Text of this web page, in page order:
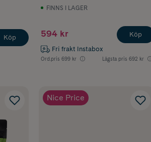
Köp
FINNS I LAGER
594 kr
Fri frakt Instabox
Ord.pris 699 kr Lägsta pris 692 kr
Köp
Nice Price